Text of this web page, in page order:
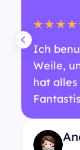
Ich
Weile,
hat